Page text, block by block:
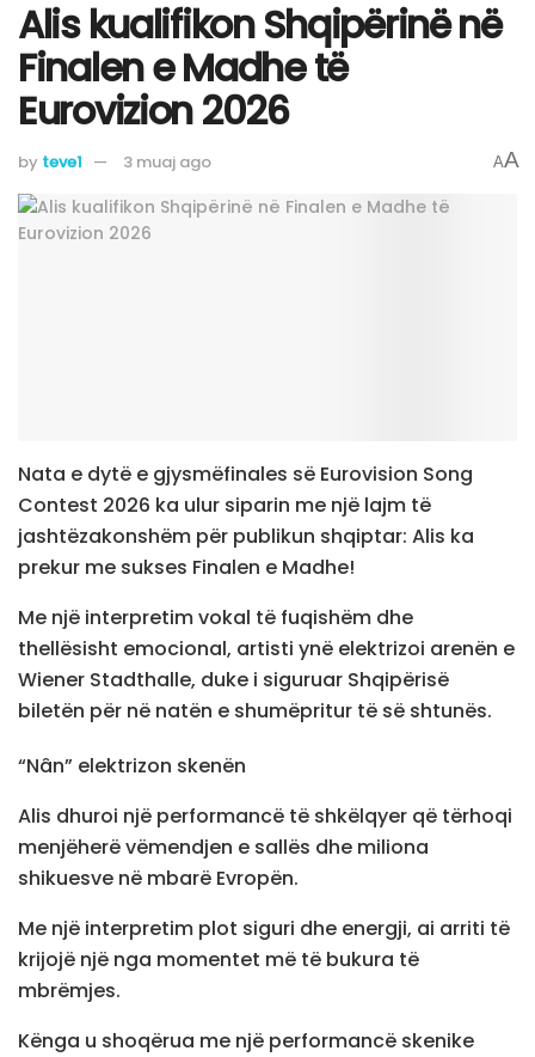
Alis kualifikon Shqipërinë në
Finalen e Madhe të
Eurovizion 2026
by teve1 3 muaj ago AA
Nata e dytë e gjysmëfinales së Eurovision Song
Contest 2026 ka ulur siparin me një lajm të
jashtëzakonshëm për publikun shqiptar: Alis ka
prekur me sukses Finalen e Madhe!
Me një interpretim vokal të fuqishëm dhe
thellësisht emocional, artisti ynë elektrizoi arenën e
Wiener Stadthalle, duke i siguruar Shqipërisë
biletën për në natën e shumëpritur të së shtunës.
“Nân” elektrizon skenën
Alis dhuroi një performancë të shkëlqyer që tërhoqi
menjëherë vëmendjen e sallës dhe miliona
shikuesve në mbarë Evropën.
Me një interpretim plot siguri dhe energji, ai arriti të
krijojë një nga momentet më të bukura të
mbrëmjes.
Kënga u shoqërua me një performancë skenike